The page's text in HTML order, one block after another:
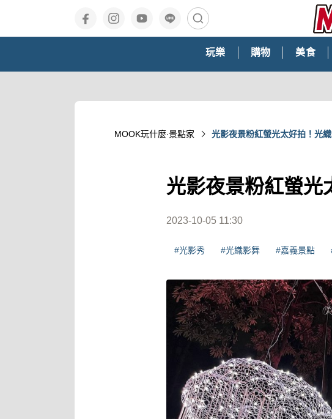
玩樂 購物 美食
MOOK玩什麼‧景點家 光影夜景粉紅螢光太好拍！光
光影夜景粉紅螢光
2023-10-05 11:30
#光影秀 #光織影舞 #嘉義景點